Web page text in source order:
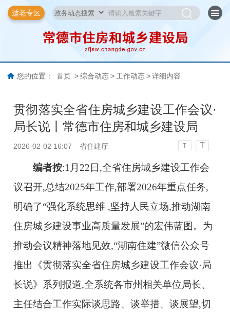
适老专区
您的位置： 首页 > 综合动态 > 工作动态 > 详细内容
贯彻落实全省住房城乡建设工作会议·
局长说丨常德市住房和城乡建设局
2026-02-02 16:07 省住建厅 T T
编者按:1月22日,全省住房城乡建设工作会
议召开,总结2025年工作,部署2026年重点任务,
明确了“强化系统思维 ,坚持人民立场,推动湖南
住房城乡建设事业高质量发展”的宏伟蓝图。为
推动会议精神落地见效,“湖南住建”微信公众号
推出《贯彻落实全省住房城乡建设工作会议·局
长说》系列报道,全系统各市州相关单位局长、
主任结合工作实际谈思路、谈举措、谈展望,切